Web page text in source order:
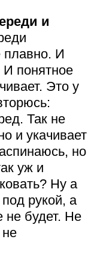
и
И
И понятное
Это у
Так не
и укачивает
но
уж и
Ну а
рукой, а
не будет. Не